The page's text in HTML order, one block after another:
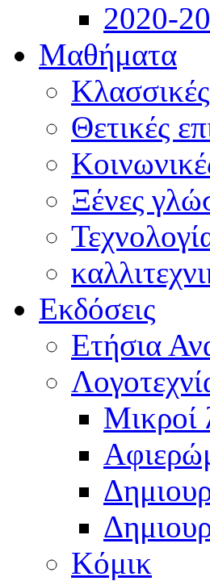
2020-
Μαθήματα
Θετικές
Ξένες
Εκδόσεις
Ετήσια
Μικροί
Κόμικ